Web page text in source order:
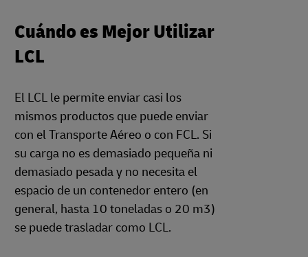
Cuándo es Mejor Utilizar
LCL
El LCL le permite enviar casi los
mismos productos que puede enviar
con el Transporte Aéreo o con FCL. Si
su carga no es demasiado pequeña ni
demasiado pesada y no necesita el
espacio de un contenedor entero (en
general, hasta 10 toneladas o 20 m3)
se puede trasladar como LCL.